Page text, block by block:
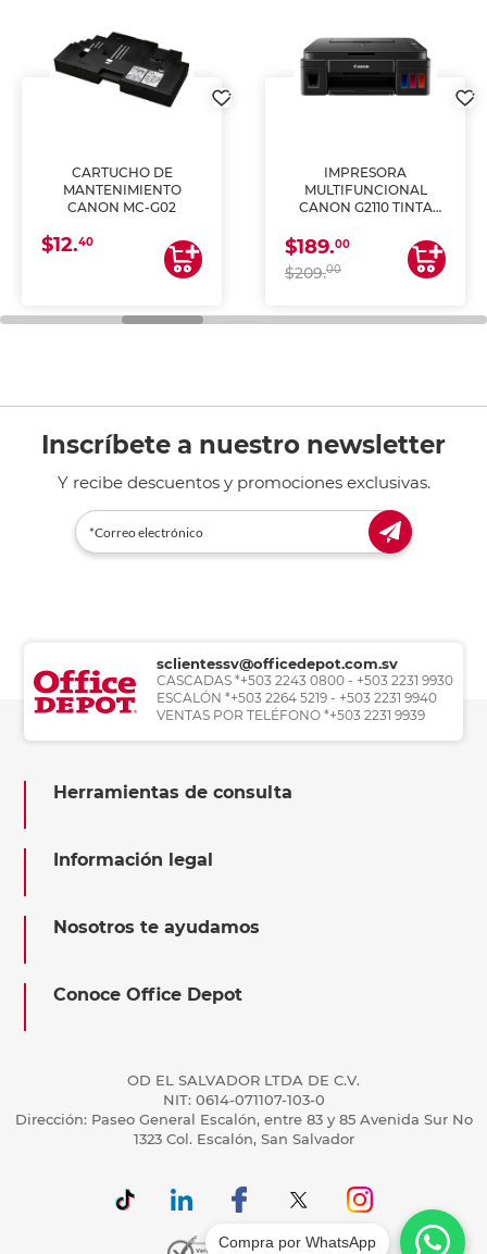
CARTUCHO DE
MANTENIMIENTO
CANON MC-G02
$12.40
IMPRESORA
MULTIFUNCIONAL
CANON G2110 TINTA
$189.00
$209.00
Inscríbete a nuestro newsletter
Y recibe descuentos y promociones exclusivas.
sclientessv@officedepot.com.sv
CASCADAS *+503 2243 0800 - +503 2231 9930
ESCALÓN *+503 2264 5219 - +503 2231 9940
VENTAS POR TELÉFONO *+503 2231 9939
Herramientas de consulta
Información legal
Nosotros te ayudamos
Conoce Office Depot
OD EL SALVADOR LTDA DE C.V.
NIT: 0614-071107-103-0
Dirección: Paseo General Escalón, entre 83 y 85 Avenida Sur No
1323 Col. Escalón, San Salvador
Compra por WhatsApp